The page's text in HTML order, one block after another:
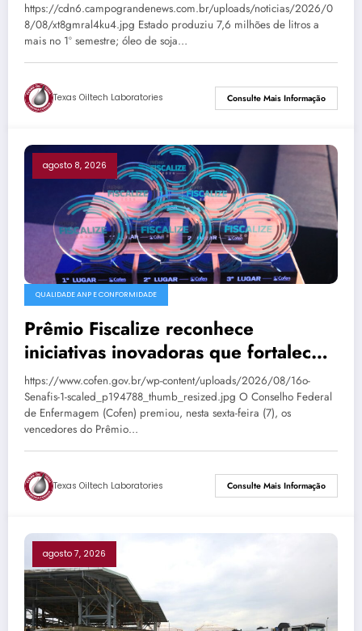
https://cdn6.campograndenews.com.br/uploads/noticias/2026/0
8/08/xt8gmral4ku4.jpg Estado produziu 7,6 milhões de litros a
mais no 1º semestre; óleo de soja…
Texas Oiltech Laboratories Consulte Mais Informação
agosto 8, 2026
QUALIDADE ANP E CONFORMIDADE
Prêmio Fiscalize reconhece
iniciativas inovadoras que fortalecem
a fiscalização da Enfermagem
https://www.cofen.gov.br/wp-content/uploads/2026/08/16o-
Senafis-1-scaled_p194788_thumb_resized.jpg O Conselho Federal
de Enfermagem (Cofen) premiou, nesta sexta-feira (7), os
vencedores do Prêmio…
Texas Oiltech Laboratories Consulte Mais Informação
agosto 7, 2026